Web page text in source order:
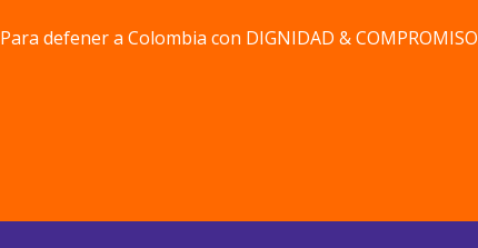
Para defener a Colombia con DIGNIDAD & COMPROMISO